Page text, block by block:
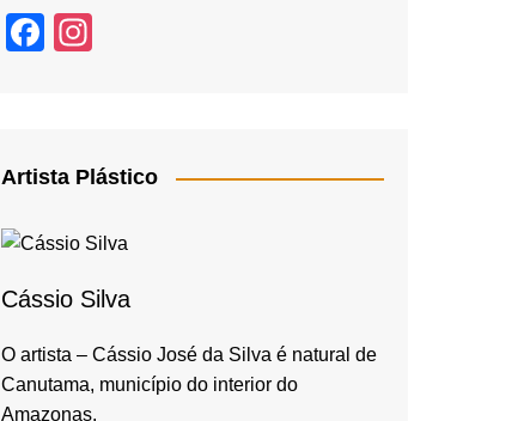
F
b
o
k
a
Artista Plástico
Cássio Silva
O artista – Cássio José da Silva é natural de
Canutama, município do interior do
Amazonas,